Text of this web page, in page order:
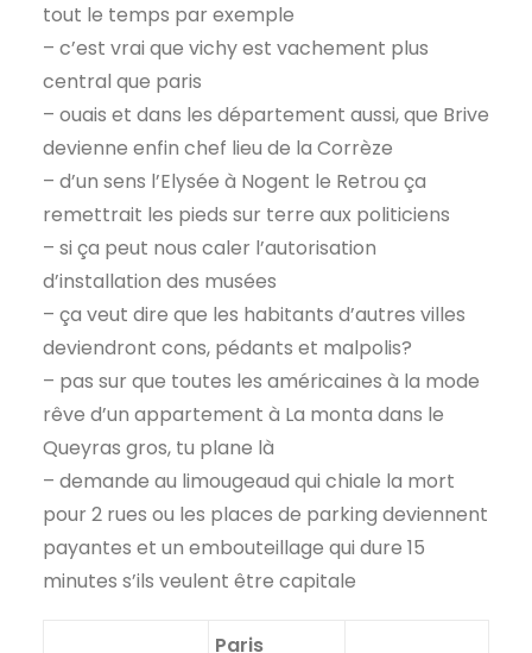
tout le temps par exemple
– c’est vrai que vichy est vachement plus
central que paris
– ouais et dans les département aussi, que Brive
devienne enfin chef lieu de la Corrèze
– d’un sens l’Elysée à Nogent le Retrou ça
remettrait les pieds sur terre aux politiciens
– si ça peut nous caler l’autorisation
d’installation des musées
– ça veut dire que les habitants d’autres villes
deviendront cons, pédants et malpolis?
– pas sur que toutes les américaines à la mode
rêve d’un appartement à La monta dans le
Queyras gros, tu plane là
– demande au limougeaud qui chiale la mort
pour 2 rues ou les places de parking deviennent
payantes et un embouteillage qui dure 15
minutes s’ils veulent être capitale
Paris